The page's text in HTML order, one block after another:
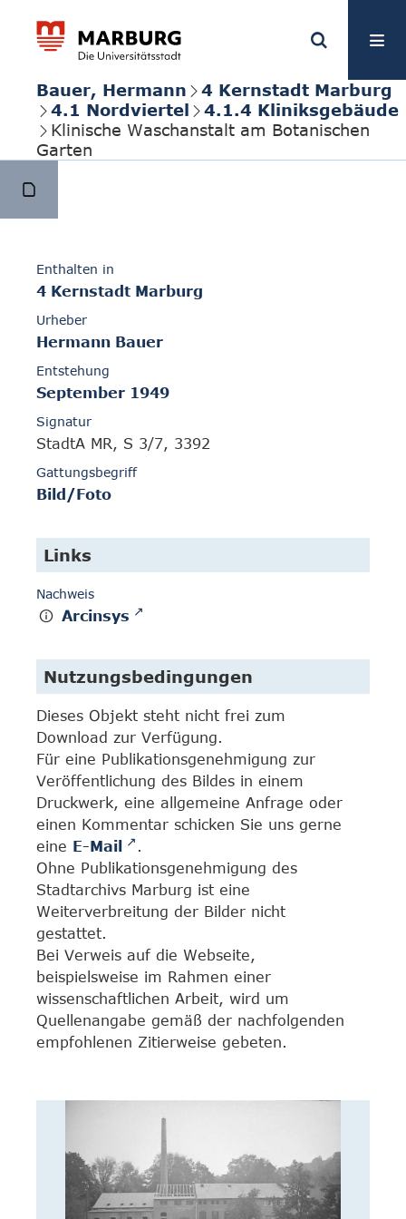
Bauer, Hermann
4 Kernstadt Marburg
4.1 Nordviertel
4.1.4 Kliniksgebäude
Klinische Waschanstalt am Botanischen
Garten
Enthalten in
4 Kernstadt Marburg
Urheber
Hermann Bauer
Entstehung
September 1949
Signatur
StadtA MR, S 3/7, 3392
Gattungsbegriff
Bild/Foto
Links
Nachweis
Arcinsys
Nutzungsbedingungen
Dieses Objekt steht nicht frei zum
Download zur Verfügung.
Für eine Publikationsgenehmigung zur
Veröffentlichung des Bildes in einem
Druckwerk, eine allgemeine Anfrage oder
einen Kommentar schicken Sie uns gerne
eine E-Mail
.
Ohne Publikationsgenehmigung des
Stadtarchivs Marburg ist eine
Weiterverbreitung der Bilder nicht
gestattet.
Bei Verweis auf die Webseite,
beispielsweise im Rahmen einer
wissenschaftlichen Arbeit, wird um
Quellenangabe gemäß der nachfolgenden
empfohlenen Zitierweise gebeten.